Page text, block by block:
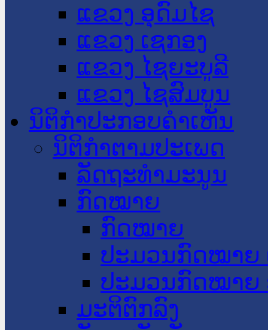
ແຂວງ ອຸດົມໄຊ
ແຂວງ ເຊກອງ
ແຂວງ ໄຊຍະບູລີ
ແຂວງ ໄຊສົມບູນ
ນິຕິກໍາປະກອບຄໍາເຫັນ
ນິຕິກໍາຕາມປະເພດ
ລັດຖະທໍາມະນູນ
ກົດໝາຍ
ກົດໝາຍ
ປະມວນກົດໝາຍ
ປະມວນກົດໝາຍ
ມະຕິຕົກລົງ